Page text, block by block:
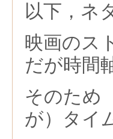
以下，ネ
映画のス
だが時間
そのため
が）タイ